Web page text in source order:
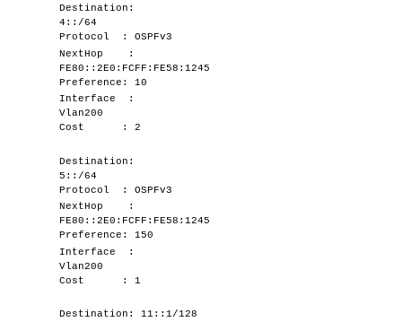
Destination:
4::/64
Protocol : OSPFv3
NextHop :
FE80::2E0:FCFF:FE58:1245
Preference: 10
Interface :
Vlan200
Cost : 2
Destination:
5::/64
Protocol : OSPFv3
NextHop :
FE80::2E0:FCFF:FE58:1245
Preference: 150
Interface :
Vlan200
Cost : 1
Destination: 11::1/128